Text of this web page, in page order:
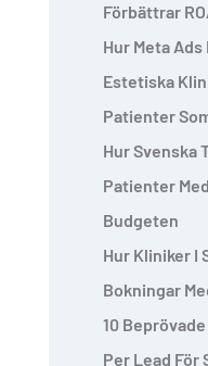
Förbättrar
Hur Meta
Estetiska
Patienter
Hur Svenska
Patienter
Budgeten
Hur Kliniker I
Bokningar
10
Per Lead För